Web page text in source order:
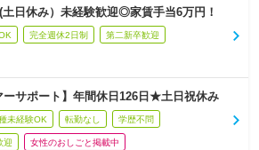
土日休み）未経験歓迎◎家賃手当6万円！
完全週休2日制 第二新卒歓迎
ーサポート】年間休日126日★土日祝休み
未経験OK 転勤なし 学歴不問
迎 女性のおしごと掲載中